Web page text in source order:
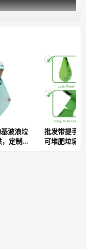
可堆肥垃圾，尤其
容量
团糟——完美契合您
！
，践行可持续发
波浪垃
定制款
批发带提手
可堆肥垃圾袋